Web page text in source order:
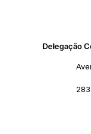
Delegação